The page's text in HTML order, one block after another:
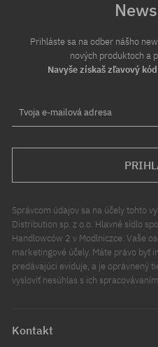
Prihláste sa na odber nášho
nových produktoch a
Navyše získaš zľavový
Tvoja e-mailová adresa
Správcom údajov sa na účely tohto
Distribution sp. z o.o. Hlavné sídlo
Handlowców 2 v Modlniczce. Vaše
marketingové účely. Máte právo byť
predávajúci eviduje, a je oprávnený
vysloviť nesúhlas s ich
Kontakt